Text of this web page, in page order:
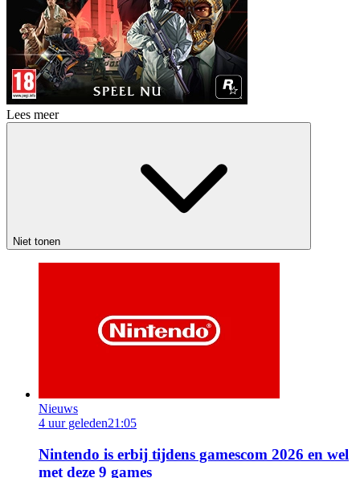
Lees meer
Niet tonen
Nieuws
4 uur geleden21:05
Nintendo is erbij tijdens gamescom 2026 en wel
met deze 9 games